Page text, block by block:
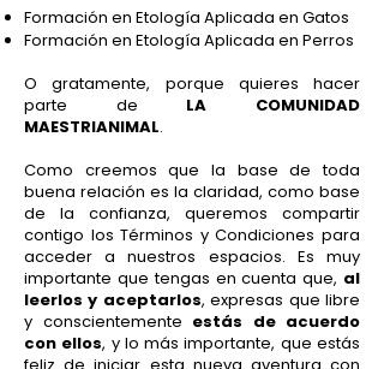
Formación en Etología Aplicada en Gatos
Formación en Etología Aplicada en Perros
O gratamente, porque quieres hacer
parte de LA COMUNIDAD
MAESTRIANIMAL.
Como creemos que la base de toda
buena relación es la claridad, como base
de la confianza, queremos compartir
contigo los Términos y Condiciones para
acceder a nuestros espacios. Es muy
importante que tengas en cuenta que, al
leerlos y aceptarlos, expresas que libre
y conscientemente estás de acuerdo
con ellos, y lo más importante, que estás